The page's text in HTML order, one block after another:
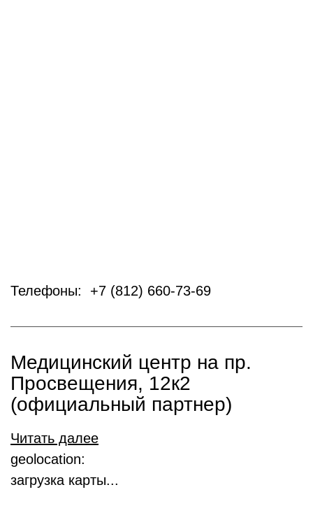
Телефоны: +7 (812) 660-73-69
Медицинский центр на пр.
Просвещения, 12к2
(официальный партнер)
Читать далее
geolocation:
загрузка карты...